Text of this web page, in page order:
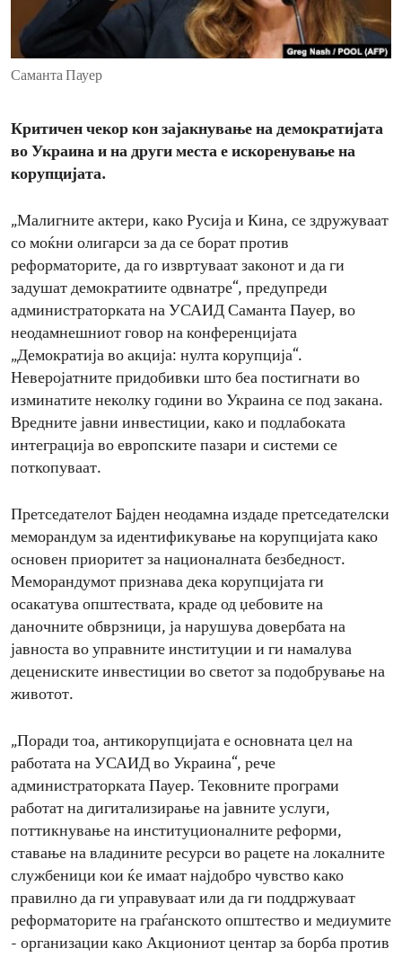
ENVIRONMENT AND HEALTH
IDEALS AND INSTITUTIONS
Саманта Пауер
Критичен чекор кон зајакнување на демократијата
во Украина и на други места е искоренување на
корупцијата.
„Малигните актери, како Русија и Кина, се здружуваат
со моќни олигарси за да се борат против
реформаторите, да го извртуваат законот и да ги
задушат демократиите одвнатре“, предупреди
администраторката на УСАИД Саманта Пауер, во
неодамнешниот говор на конференцијата
„Демократија во акција: нулта корупција“.
Неверојатните придобивки што беа постигнати во
изминатите неколку години во Украина се под закана.
Вредните јавни инвестиции, како и подлабоката
интеграција во европските пазари и системи се
поткопуваат.
Претседателот Бајден неодамна издаде претседателски
меморандум за идентификување на корупцијата како
основен приоритет за националната безбедност.
Меморандумот признава дека корупцијата ги
осакатува општествата, краде од џебовите на
даночните обврзници, ја нарушува довербата на
јавноста во управните институции и ги намалува
децениските инвестиции во светот за подобрување на
животот.
„Поради тоа, антикорупцијата е основната цел на
работата на УСАИД во Украина“, рече
администраторката Пауер. Тековните програми
работат на дигитализирање на јавните услуги,
поттикнување на институционалните реформи,
ставање на владините ресурси во рацете на локалните
службеници кои ќе имаат најдобро чувство како
правилно да ги управуваат или да ги поддржуваат
реформаторите на граѓанското општество и медиумите
- организации како Акциониот центар за борба против